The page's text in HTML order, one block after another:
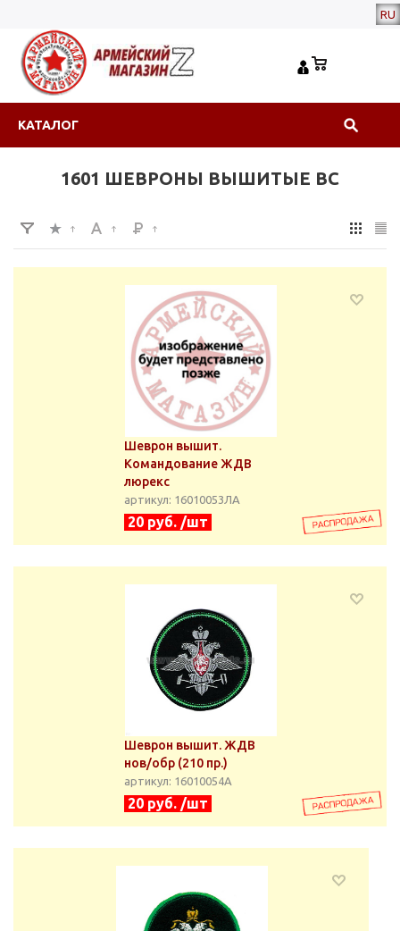
RU
КАТАЛОГ
1601 ШЕВРОНЫ ВЫШИТЫЕ ВС
Шеврон вышит.
Командование ЖДВ
люрекс
артикул: 16010053ЛА
20 руб. /шт
Шеврон вышит. ЖДВ
нов/обр (210 пр.)
артикул: 16010054А
20 руб. /шт